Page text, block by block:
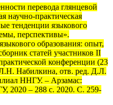
перевода глянцевой
научно-практическая
тенденции языкового
перспективы».
образования: опыт,
статей участников II
конференции (23
Л.Н. Набилкина, отв. ред. Д.Л.
ННГУ. – Арзамас:
2020 – 288 с. 2020. С. 259-